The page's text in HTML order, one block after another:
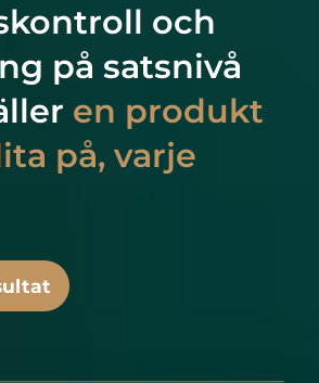
och
på satsnivå
en produkt
på, varje